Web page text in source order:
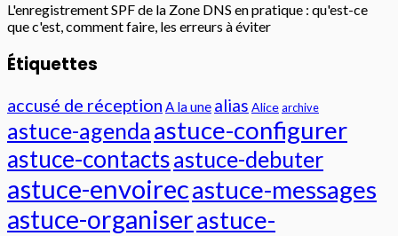
L'enregistrement SPF de la Zone DNS en pratique : qu'est-ce
que c'est, comment faire, les erreurs à éviter
Étiquettes
accusé de réception A la une alias Alicearchive
astuce-agenda astuce-configurer
astuce-contactsastuce-debuter
astuce-envoirecastuce-messages
astuce-organiserastuce-